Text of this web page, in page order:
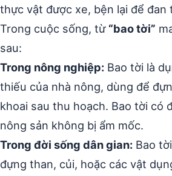
thực vật được xe, bện lại để đan
Trong cuộc sống, từ “bao tời”
sau:
Trong nông nghiệp: Bao tời là
thiếu của nhà nông, dùng để
khoai sau thu hoạch. Bao tời có
nông sản không bị ẩm mốc.
Trong đời sống dân gian: Bao
đựng than, củi, hoặc các vật